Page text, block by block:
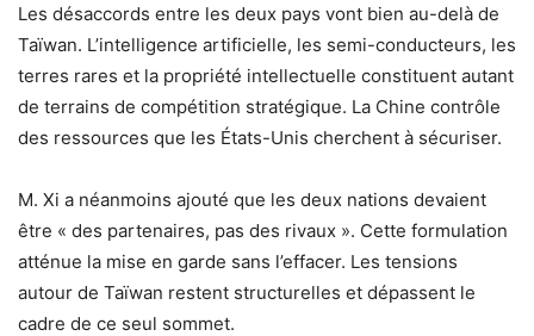
Les désaccords entre les deux pays vont bien au-delà de
Taïwan. L’intelligence artificielle, les semi-conducteurs, les
terres rares et la propriété intellectuelle constituent autant
de terrains de compétition stratégique. La Chine contrôle
des ressources que les États-Unis cherchent à sécuriser.
M. Xi a néanmoins ajouté que les deux nations devaient
être « des partenaires, pas des rivaux ». Cette formulation
atténue la mise en garde sans l’effacer. Les tensions
autour de Taïwan restent structurelles et dépassent le
cadre de ce seul sommet.